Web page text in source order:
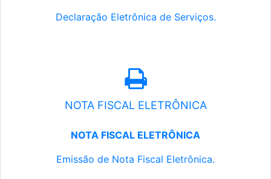
Declaração Eletrônica de Serviços.
NOTA FISCAL ELETRÔNICA
NOTA FISCAL ELETRÔNICA
Emissão de Nota Fiscal Eletrônica.